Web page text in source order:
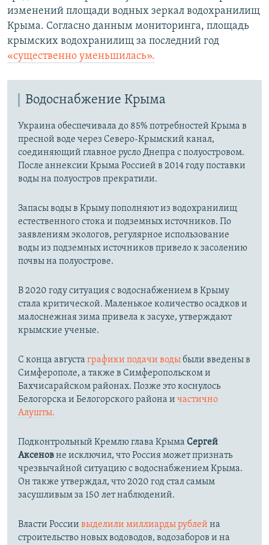
изменений площади водных зеркал водохранилищ
Крыма. Согласно данным мониторинга, площадь
крымских водохранилищ за последний год
«существенно уменьшилась».
Водоснабжение Крыма
Украина обеспечивала до 85% потребностей Крыма в
пресной воде через Северо-Крымский канал,
соединяющий главное русло Днепра с полуостровом.
После аннексии Крыма Россией в 2014 году поставки
воды на полуостров прекратили.
Запасы воды в Крыму пополняют из водохранилищ
естественного стока и подземных источников. По
заявлениям экологов, регулярное использование
воды из подземных источников привело к засолению
почвы на полуострове.
В 2020 году ситуация с водоснабжением в Крыму
стала критической. Маленькое количество осадков и
малоснежная зима привела к засухе, утверждают
крымские ученые.
С конца августа графики подачи водыбыли введены в
Симферополе, а также в Симферопольском и
Бахчисарайском районах. Позже это коснулось
Белогорска и Белогорского района и частично
Алушты.
Подконтрольный Кремлю глава Крыма Сергей
Аксеновне исключил, что Россия может признать
чрезвычайной ситуацию с водоснабжением Крыма.
Он также утверждал, что 2020 год стал самым
засушливым за 150 лет наблюдений.​
Власти России выделили миллиарды рублей на
строительство новых водоводов, водозаборов и на